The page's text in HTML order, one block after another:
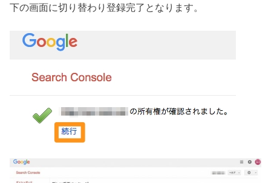
下の画面に切り替わり登録完了となります。